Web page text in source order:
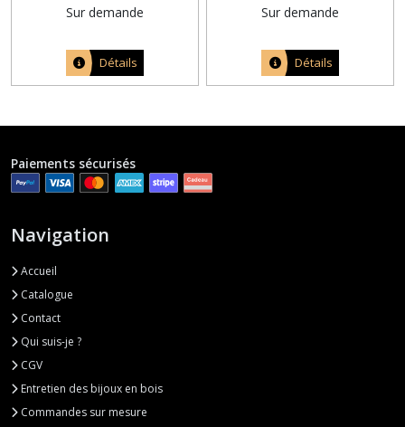
Sur demande
Détails
Sur demande
Détails
Paiements sécurisés
Navigation
Accueil
Catalogue
Contact
Qui suis-je ?
CGV
Entretien des bijoux en bois
Commandes sur mesure